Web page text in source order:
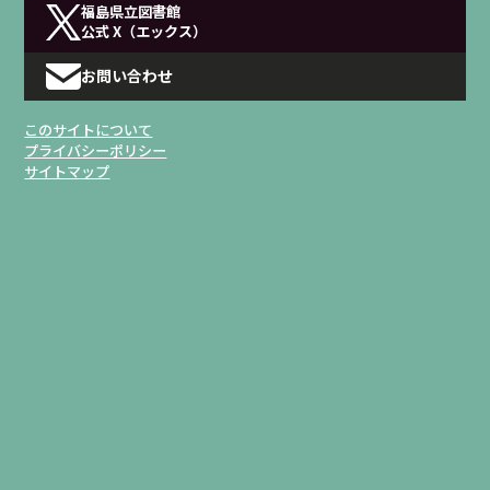
福島県立図書館
公式 X（エックス）
お問い合わせ
このサイトについて
プライバシーポリシー
サイトマップ